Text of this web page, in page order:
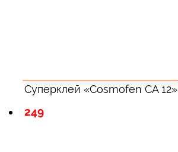
Суперклей «Cosmofen CA 12»
249